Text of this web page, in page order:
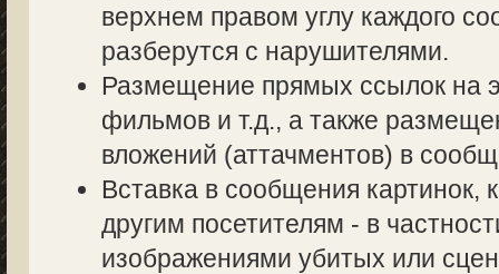
верхнем правом углу каждого
разберутся с нарушителями.
Размещение прямых ссылок на
фильмов и т.д., а также
вложений (аттачментов) в
Вставка в сообщения картинок,
другим посетителям - в
изображениями убитых или